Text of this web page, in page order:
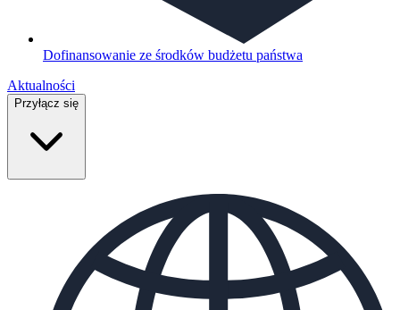
Dofinansowanie ze środków budżetu państwa
Aktualności
Przyłącz się